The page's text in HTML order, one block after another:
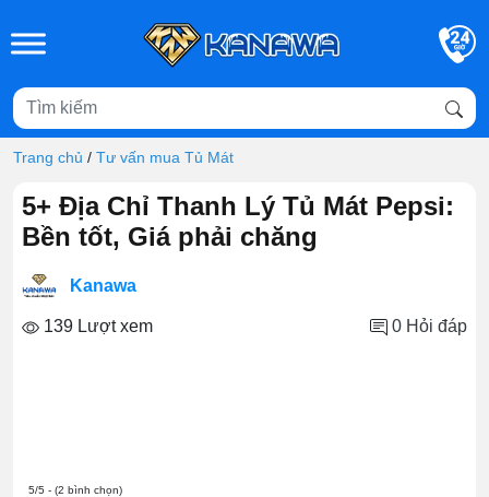
Trang chủ / Tư vấn mua Tủ Mát
5+ Địa Chỉ Thanh Lý Tủ Mát Pepsi:
Bền tốt, Giá phải chăng
Kanawa
139 Lượt xem 0 Hỏi đáp
5/5 - (2 bình chọn)